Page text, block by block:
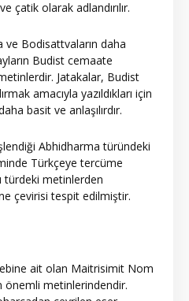
çatik olarak adlandırılır.
Bodisattvaların daha
Budist cemaate
Jatakalar, Budist
amacıyla yazıldıkları için
basit ve anlaşılırdır.
Abhidharma türündeki
Türkçeye tercüme
türdeki metinlerden
çevirisi tespit edilmiştir.
ait olan Maitrisimit Nom
önemli metinlerindendir.